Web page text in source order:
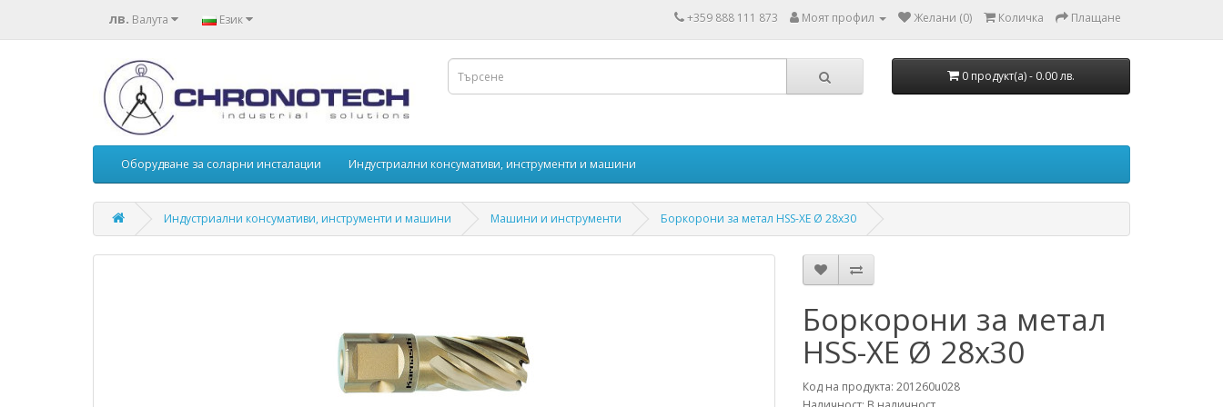
лв. Валута Език +359 888 111 873 Моят профил Желани (0) Количка Плащане
0 продукт(а) - 0.00 лв.
Оборудване за соларни инсталации Индустриални консумативи, инструменти и машини
Индустриални консумативи, инструменти и машини Машини и инструменти Боркорони за метал HSS-XE Ø 28x30
Боркорони за метал
HSS-XE Ø 28x30
Код на продукта: 201260u028